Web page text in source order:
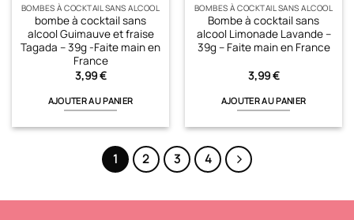
BOMBES À COCKTAIL SANS ALCOOL
bombe à cocktail sans
alcool Guimauve et fraise
Tagada – 39g -Faite main en
France
3,99€
AJOUTER AU PANIER
BOMBES À COCKTAIL SANS ALCOOL
Bombe à cocktail sans
alcool Limonade Lavande –
39g – Faite main en France
3,99€
AJOUTER AU PANIER
1 2 3 4